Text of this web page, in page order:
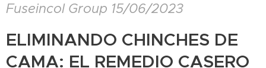
Fuseincol Group 15/06/2023
ELIMINANDO CHINCHES DE
CAMA: EL REMEDIO CASERO